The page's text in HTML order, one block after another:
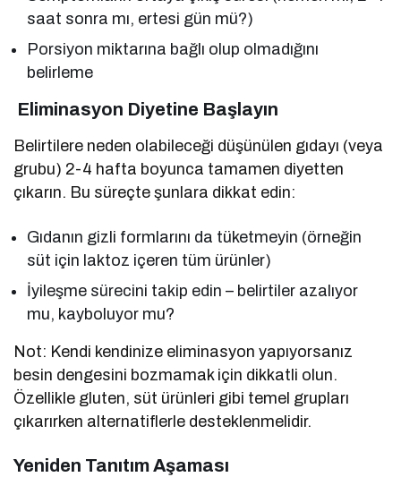
saat sonra mı, ertesi gün mü?)
Porsiyon miktarına bağlı olup olmadığını
belirleme
Eliminasyon Diyetine Başlayın
Belirtilere neden olabileceği düşünülen gıdayı (veya
grubu) 2-4 hafta boyunca tamamen diyetten
çıkarın. Bu süreçte şunlara dikkat edin:
Gıdanın gizli formlarını da tüketmeyin (örneğin
süt için laktoz içeren tüm ürünler)
İyileşme sürecini takip edin – belirtiler azalıyor
mu, kayboluyor mu?
Not: Kendi kendinize eliminasyon yapıyorsanız
besin dengesini bozmamak için dikkatli olun.
Özellikle gluten, süt ürünleri gibi temel grupları
çıkarırken alternatiflerle desteklenmelidir.
Yeniden Tanıtım Aşaması